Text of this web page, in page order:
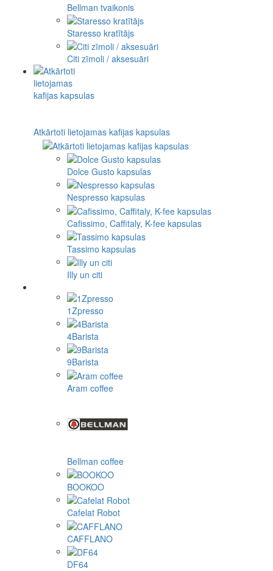
Bellman tvaikonis
Staresso kratītājs
Citi zīmoli / aksesuāri
Atkārtoti lietojamas kafijas kapsulas
Dolce Gusto kapsulas
Nespresso kapsulas
Cafissimo, Caffitaly, K-fee kapsulas
Tassimo kapsulas
Illy un citi
1Zpresso
4Barista
9Barista
Aram coffee
Bellman coffee
BOOKOO
Cafelat Robot
CAFFLANO
DF64